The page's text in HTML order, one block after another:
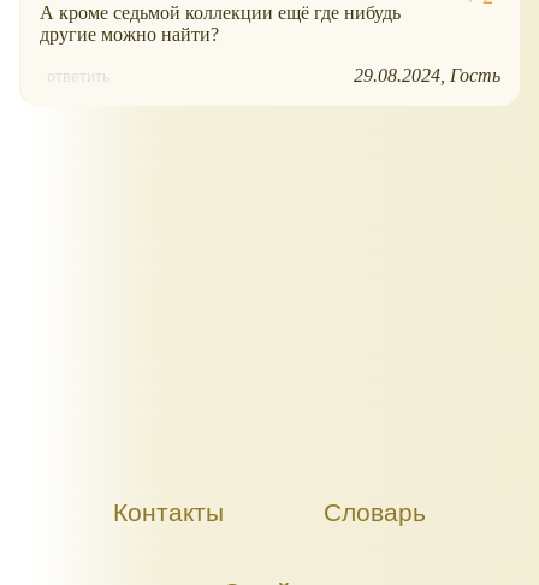
А кроме седьмой коллекции ещё где нибудь
другие можно найти?
ответить 29.08.2024 Гость
Контакты Словарь